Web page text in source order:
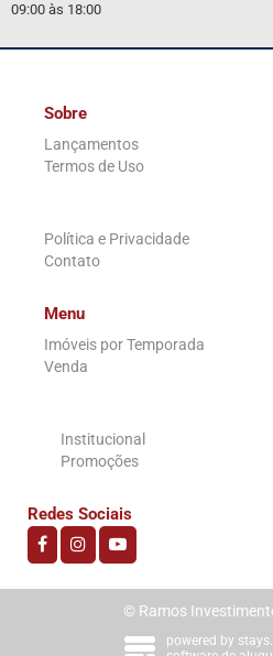
09:00 às 18:00
Sobre
Lançamentos
Termos de Uso
Política e Privacidade
Contato
Menu
Imóveis por Temporada
Venda
Institucional
Promoções
Redes Sociais
© Ramos
powered by